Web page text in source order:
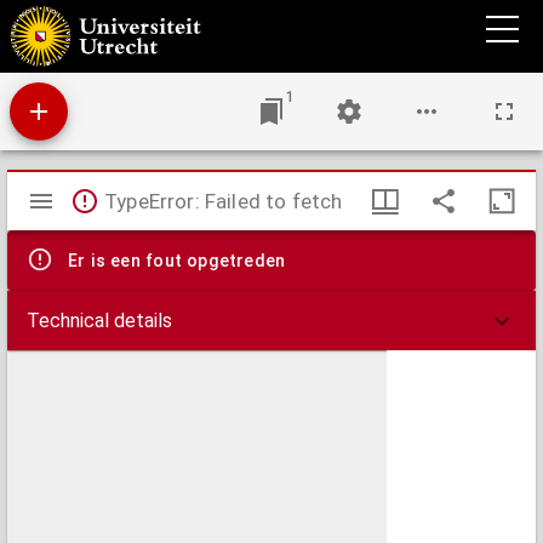
Gezangen voor de octobermaand, toegewijd aan Maria, de Koningin van den
Allerheiligsten Rozenkrans.
1
Mirador
viewer
TypeError: Failed to fetch
Er is een fout opgetreden
Technical details